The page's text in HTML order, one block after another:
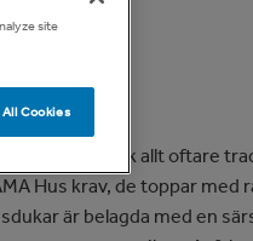
underlagsduk allt oftare
Hus krav, de toppar med
är belagda med en
site
Cookies